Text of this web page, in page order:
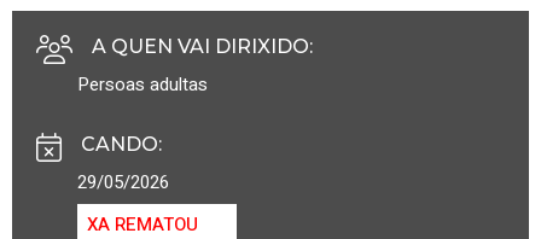
A QUEN VAI DIRIXIDO:
Persoas adultas
CANDO:
29/05/2026
XA REMATOU